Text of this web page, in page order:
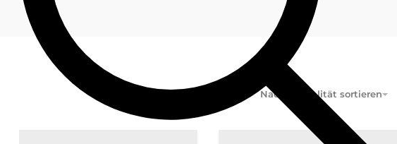
VIEW 2 Nach Aktualität sortieren